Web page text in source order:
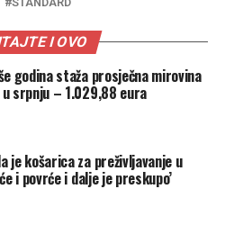
I OVO
godina staža prosječna mirovina
srpnju – 1.029,88 eura
je košarica za preživljavanje u
i povrće i dalje je preskupo’